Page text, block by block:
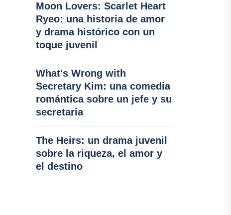
Moon Lovers: Scarlet Heart
Ryeo: una historia de amor
y drama histórico con un
toque juvenil
What's Wrong with
Secretary Kim: una comedia
romántica sobre un jefe y su
secretaria
The Heirs: un drama juvenil
sobre la riqueza, el amor y
el destino